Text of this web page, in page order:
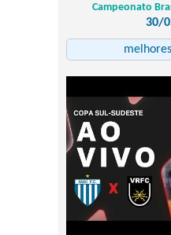
Campeonato
30/